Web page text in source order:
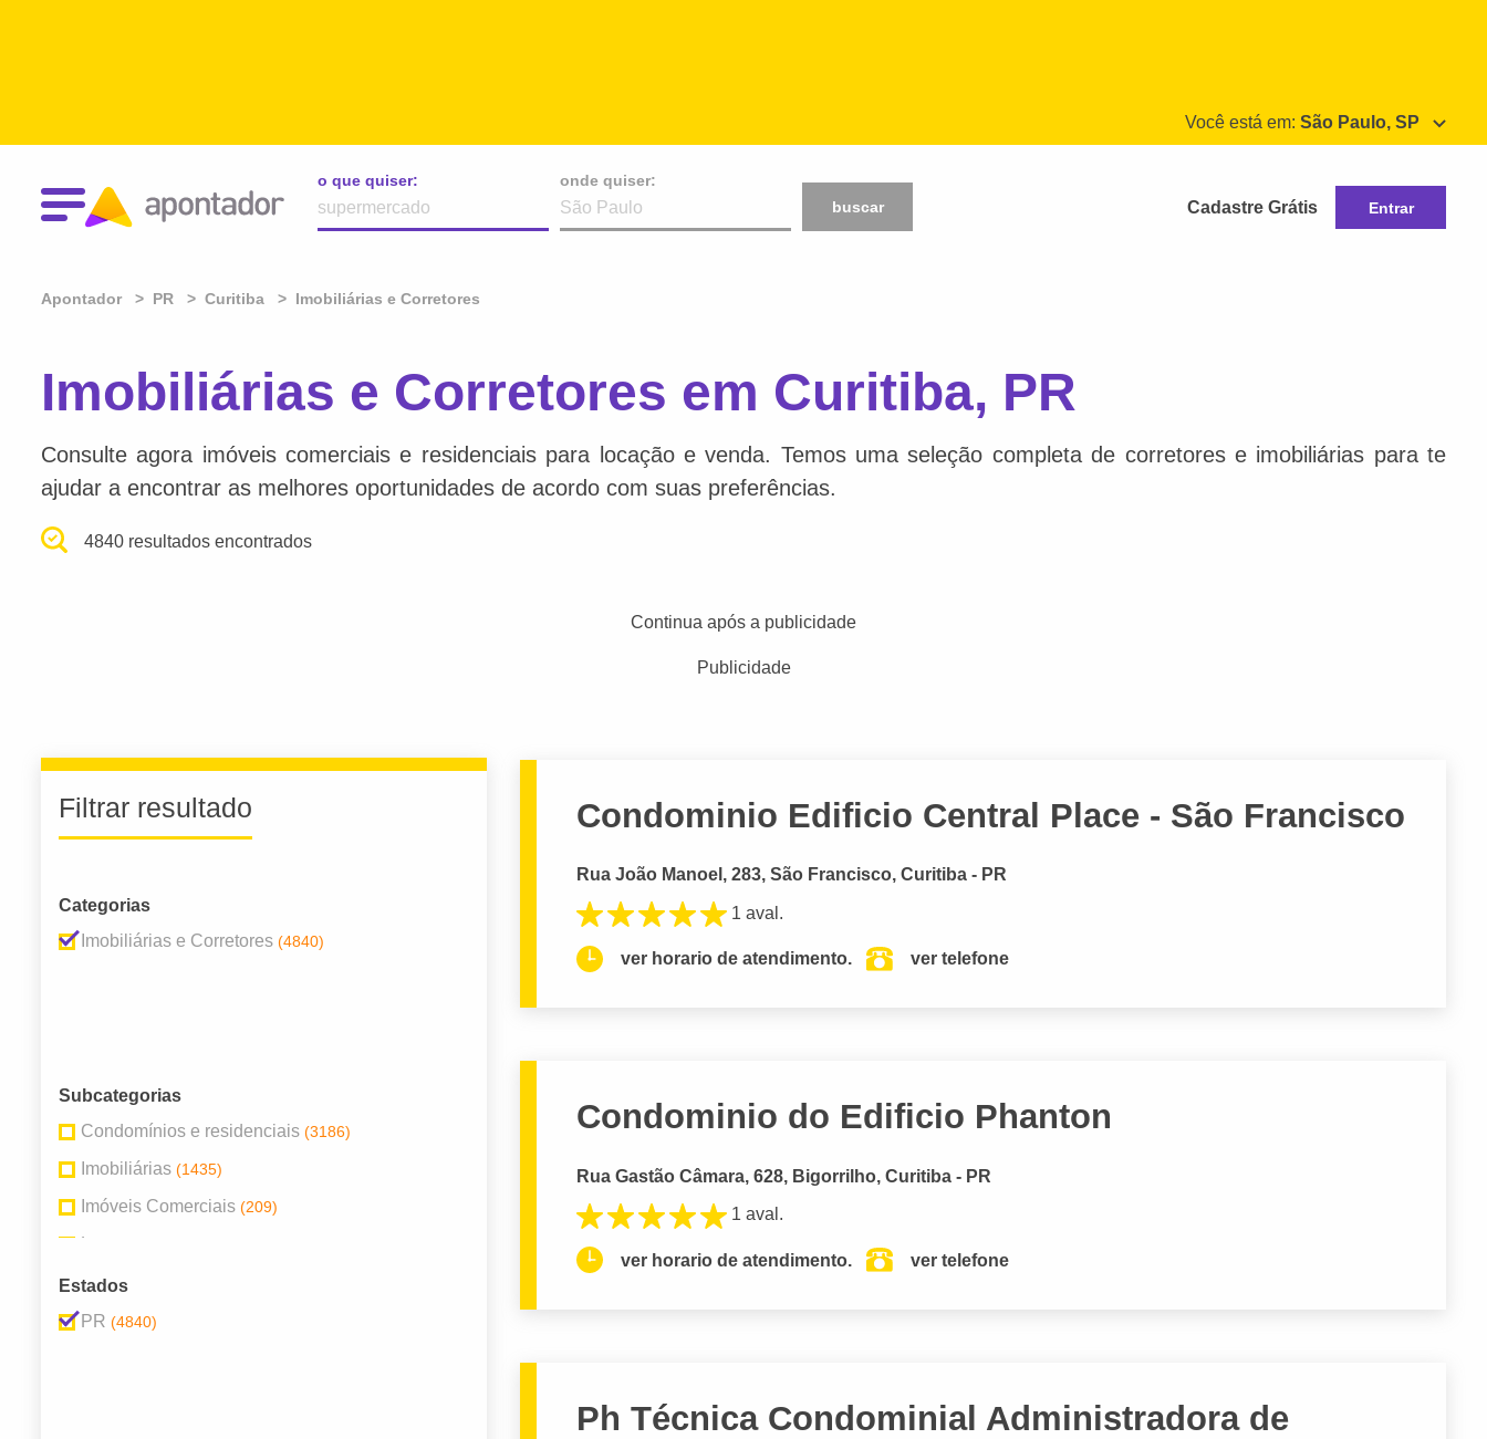
Você está em: São Paulo, SP
o que quiser:
onde quiser:
buscar
Cadastre Grátis Entrar
Apontador PR Curitiba Imobiliárias e Corretores
Imobiliárias e Corretores em Curitiba, PR
Consulte agora imóveis comerciais e residenciais para locação e venda. Temos uma seleção completa de corretores e imobiliárias para te
ajudar a encontrar as melhores oportunidades de acordo com suas preferências.
4840 resultados encontrados
Continua após a publicidade
Publicidade
Filtrar resultado
Categorias
Imobiliárias e Corretores (4840)
Subcategorias
Condomínios e residenciais (3186)
Imobiliárias (1435)
Imóveis Comerciais (209)
Loteamento
Sítios e fazendas
Estados
PR (4840)
Condominio Edificio Central Place - São Francisco
Rua João Manoel, 283, São Francisco, Curitiba - PR
1 aval.
ver horario de atendimento. ver telefone
Condominio do Edificio Phanton
Rua Gastão Câmara, 628, Bigorrilho, Curitiba - PR
1 aval.
ver horario de atendimento. ver telefone
Ph Técnica Condominial Administradora de